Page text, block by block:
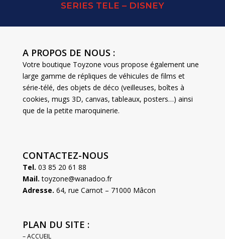
SERIES TELE – DISNEY
A PROPOS DE NOUS :
Votre boutique Toyzone vous propose également une
large gamme de répliques de véhicules de films et
série-télé, des objets de déco (veilleuses, boîtes à
cookies, mugs 3D, canvas, tableaux, posters…) ainsi
que de la petite maroquinerie.
CONTACTEZ-NOUS
Tel. 03 85 20 61 88
Mail. toyzone@wanadoo.fr
Adresse. 64, rue Carnot – 71000 Mâcon
PLAN DU SITE :
– ACCUEIL